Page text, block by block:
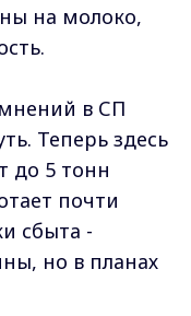
на молоко,
в СП
Теперь здесь
до 5 тонн
почти
сбыта -
но в планах